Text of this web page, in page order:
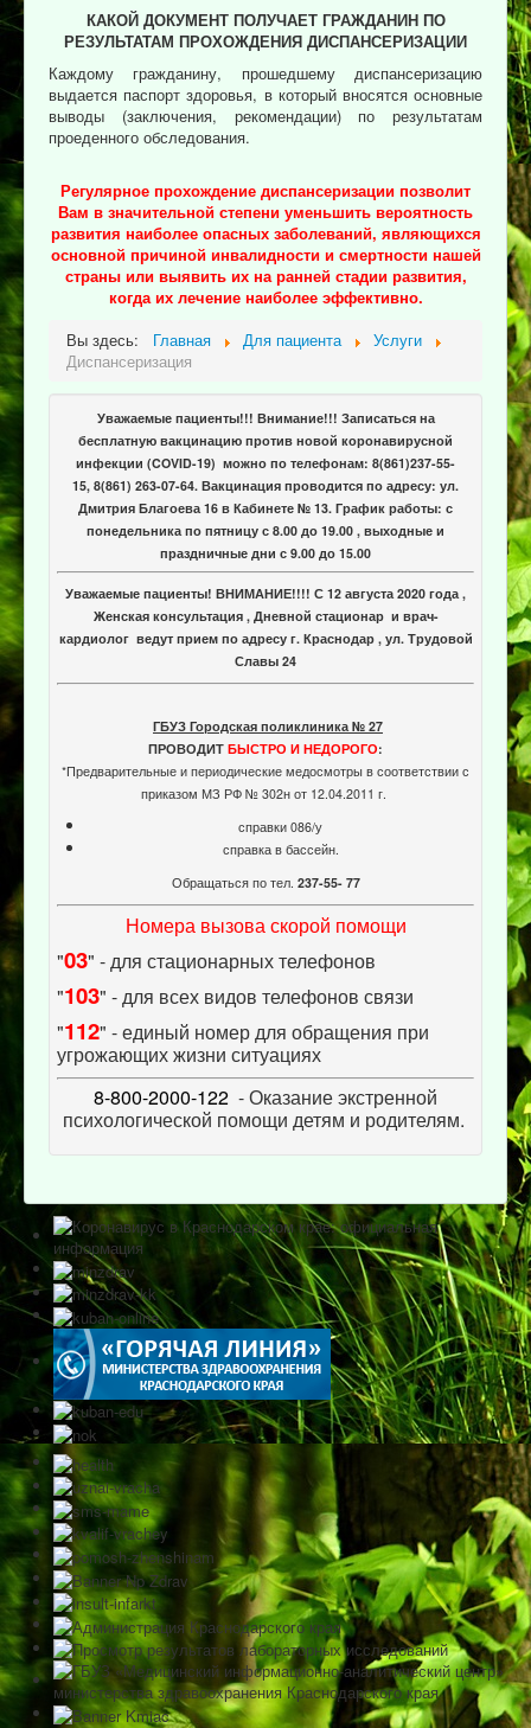
КАКОЙ ДОКУМЕНТ ПОЛУЧАЕТ ГРАЖДАНИН ПО
РЕЗУЛЬТАТАМ ПРОХОЖДЕНИЯ ДИСПАНСЕРИЗАЦИИ
Каждому гражданину, прошедшему диспансеризацию
выдается паспорт здоровья, в который вносятся основные
выводы (заключения, рекомендации) по результатам
проеденного обследования.
Регулярное прохождение диспансеризации позволит
Вам в значительной степени уменьшить вероятность
развития наиболее опасных заболеваний, являющихся
основной причиной инвалидности и смертности нашей
страны или выявить их на ранней стадии развития,
когда их лечение наиболее эффективно.
Вы здесь:
Главная Для пациента
Услуги
Диспансеризация
Уважаемые пациенты!!! Внимание!!! Записаться на
бесплатную вакцинацию против новой коронавирусной
инфекции (COVID-19) можно по телефонам: 8(861)237-55-
15, 8(861) 263-07-64. Вакцинация проводится по адресу: ул.
Дмитрия Благоева 16 в Кабинете № 13. График работы: с
понедельника по пятницу с 8.00 до 19.00 , выходные и
праздничные дни с 9.00 до 15.00
Уважаемые пациенты! ВНИМАНИЕ!!!! С 12 августа 2020 года ,
Женская консультация , Дневной стационар и врач-
кардиолог ведут прием по адресу г. Краснодар , ул. Трудовой
Славы 24
ГБУЗ Городская поликлиника № 27
ПРОВОДИТ БЫСТРО И НЕДОРОГО:
*Предварительные и периодические медосмотры в соответствии с
приказом МЗ РФ № 302н от 12.04.2011 г.
справки 086/у
справка в бассейн.
Обращаться по тел. 237-55- 77
Номера вызова скорой помощи
"03" - для стационарных телефонов
"103" - для всех видов телефонов связи
"112" - единый номер для обращения при
угрожающих жизни ситуациях
8-800-2000-122 - Оказание экстренной
психологической помощи детям и родителям.